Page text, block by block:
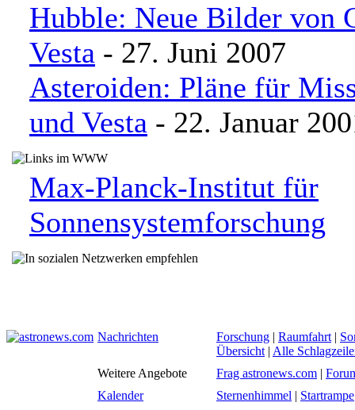
Hubble: Neue Bilder von
Vesta - 27. Juni 2007
Asteroiden: Pläne für
und Vesta - 22. Januar
Max-Planck-Institut für
Sonnensystemforschung
Nachrichten Forschung | Raumfahrt |
Übersicht | Alle
Weitere Angebote
Frag astronews.com |
Kalender
Sternenhimmel | Startrampe